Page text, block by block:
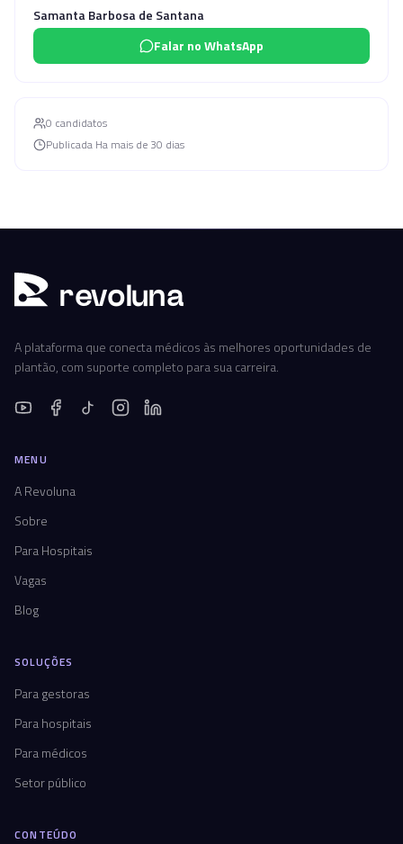
Samanta Barbosa de Santana
Falar no WhatsApp
0 candidatos
Publicada Ha mais de 30 dias
revoluna
A plataforma que conecta médicos às melhores oportunidades de
plantão, com suporte completo para sua carreira.
MENU
A Revoluna
Sobre
Para Hospitais
Vagas
Blog
SOLUÇÕES
Para gestoras
Para hospitais
Para médicos
Setor público
CONTEÚDO